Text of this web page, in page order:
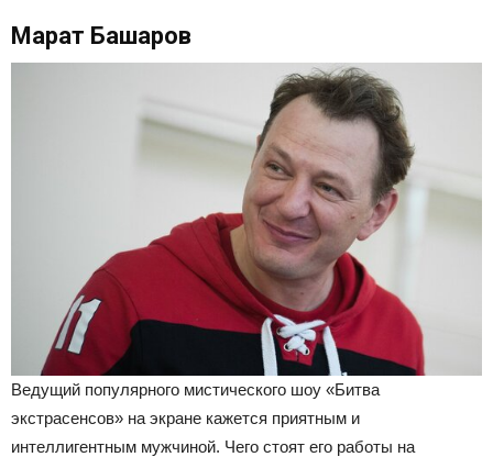
Марат Башаров
Ведущий популярного мистического шоу «Битва
экстрасенсов» на экране кажется приятным и
интеллигентным мужчиной. Чего стоят его работы на